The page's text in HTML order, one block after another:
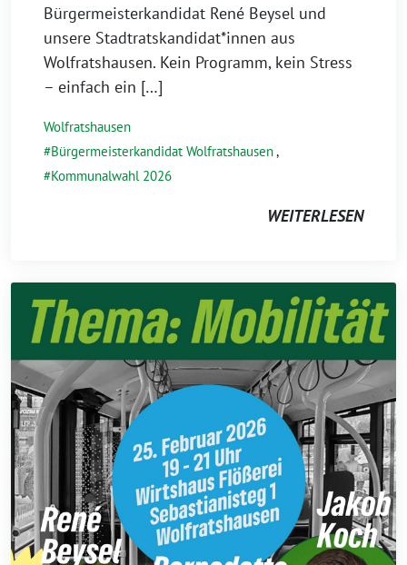
Bürgermeisterkandidat René Beysel und
unsere Stadtratskandidat*innen aus
Wolfratshausen. Kein Programm, kein Stress
– einfach ein […]
Wolfratshausen
Bürgermeisterkandidat Wolfratshausen,
Kommunalwahl 2026
WEITERLESEN